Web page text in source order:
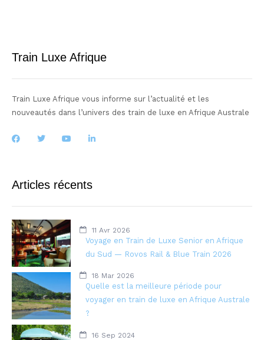
Train Luxe Afrique
Train Luxe Afrique vous informe sur l’actualité et les
nouveautés dans l’univers des train de luxe en Afrique Australe
Articles récents
11 Avr 2026
Voyage en Train de Luxe Senior en Afrique
du Sud — Rovos Rail & Blue Train 2026
18 Mar 2026
Quelle est la meilleure période pour
voyager en train de luxe en Afrique Australe
?
16 Sep 2024